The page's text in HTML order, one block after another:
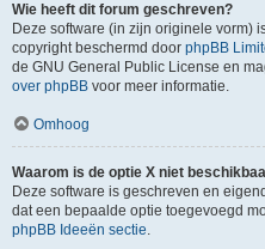
Wie heeft dit forum geschreven?
Deze software (in zijn originele vorm)
copyright beschermd door phpBB
de GNU General Public License en
over phpBB voor meer informatie.
Omhoog
Waarom is de optie X niet
Deze software is geschreven en
dat een bepaalde optie toegevoegd
phpBB Ideeën sectie.